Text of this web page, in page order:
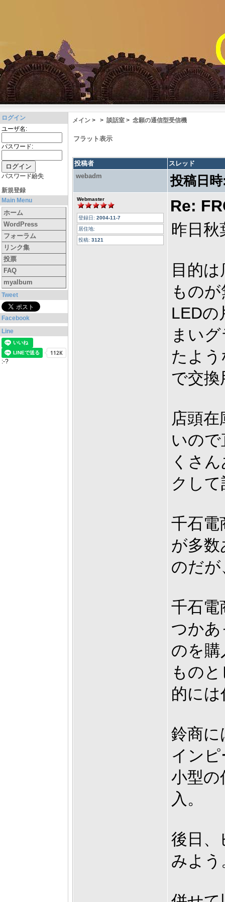
ログイン
ユーザ名:
パスワード:
パスワード紛失
新規登録
Main Menu
ホーム
WordPress
フォーラム
リンク集
投票
FAQ
myalbum
Tweet
Facebook
Line
:-?
メイン > > 談話室 > 念願の通信型受信機
フラット表示
投稿者
スレッド
webadm
投稿日
Webmaster
登録日: 2004-11-7
居住地:
投稿: 3121
Re:
昨日
目的
もの
LEDの
まい
たよ
で交換
店頭
いの
くさ
クし
千石電
が多
のだが
千石電
つかあ
のを購
もの
的に
鈴商に
イン
小型の
入。
後日、
みよう